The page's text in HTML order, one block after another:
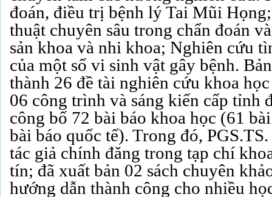
đoán, điều trị bệnh lý Tai Mũi
thuật chuyên sâu trong chẩn đoán
sản khoa và nhi khoa; Nghiên cứu
của một số vi sinh vật gây bệnh.
thành 26 đề tài nghiên cứu khoa
06 công trình và sáng kiến cấp tỉnh
công bố 72 bài báo khoa học (61
bài báo quốc tế). Trong đó,
tác giả chính đăng trong tạp chí
tín; đã xuất bản 02 sách chuyên
hướng dẫn thành công cho nhiều